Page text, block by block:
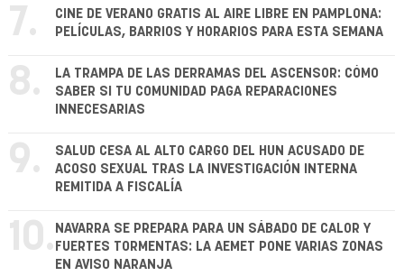
7.
CINE DE VERANO GRATIS AL AIRE LIBRE EN PAMPLONA:
PELÍCULAS, BARRIOS Y HORARIOS PARA ESTA SEMANA
8.
LA TRAMPA DE LAS DERRAMAS DEL ASCENSOR: CÓMO
SABER SI TU COMUNIDAD PAGA REPARACIONES
INNECESARIAS
9.
SALUD CESA AL ALTO CARGO DEL HUN ACUSADO DE
ACOSO SEXUAL TRAS LA INVESTIGACIÓN INTERNA
REMITIDA A FISCALÍA
10. NAVARRA SE PREPARA PARA UN SÁBADO DE CALOR Y
FUERTES TORMENTAS: LA AEMET PONE VARIAS ZONAS
EN AVISO NARANJA